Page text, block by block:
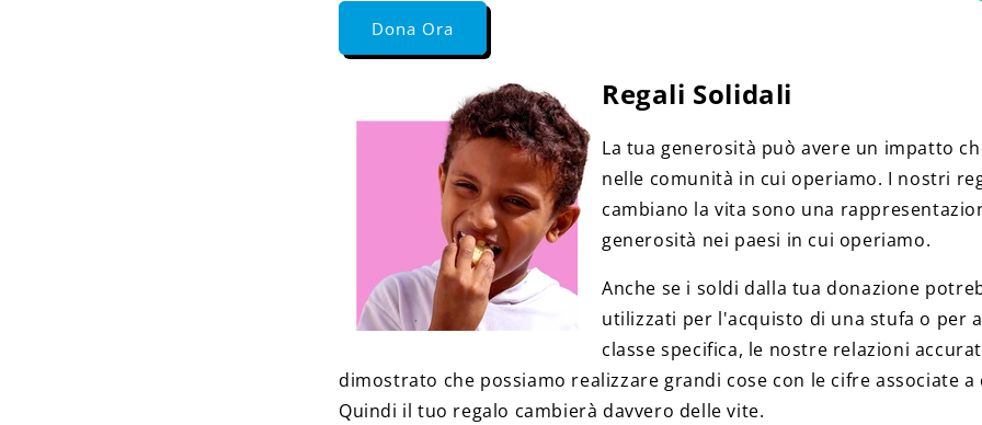
Dona Ora
Regali Solidali
La tua generosità può avere un impatto
nelle comunità in cui operiamo. I nostri
cambiano la vita sono una
generosità nei paesi in cui operiamo.
Anche se i soldi dalla tua donazione
utilizzati per l'acquisto di una stufa o per
classe specifica, le nostre relazioni
dimostrato che possiamo realizzare grandi cose con le cifre associate a
Quindi il tuo regalo cambierà davvero delle vite.